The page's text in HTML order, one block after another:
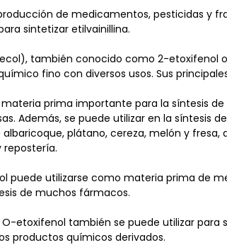
de medicamentos, pesticidas y
sintetizar etilvainillina.
también conocido como 2-etoxifenol
fino con diversos usos. Sus
materia prima importante para la síntesis
Además, se puede utilizar en la síntesis
plátano, cereza, melón y fresa,
repostería.
puede utilizarse como materia prima de
de muchos fármacos.
etoxifenol también se puede utilizar para
productos químicos derivados.